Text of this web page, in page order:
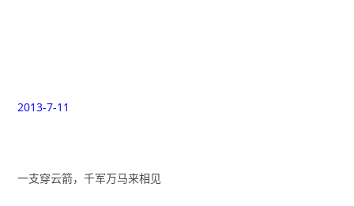
2013-7-11
一支穿云箭，千军万马来相见